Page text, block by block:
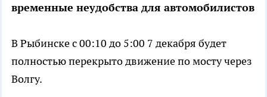
временные неудобства для автомобилистов
В Рыбинске с 00:10 до 5:00 7 декабря будет
полностью перекрыто движение по мосту через
Волгу.